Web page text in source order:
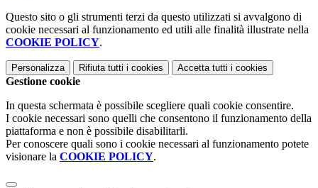
Questo sito o gli strumenti terzi da questo utilizzati si avvalgono di
cookie necessari al funzionamento ed utili alle finalità illustrate nella
COOKIE POLICY.
Personalizza Rifiuta tutti i cookies Accetta tutti i cookies
Gestione cookie
In questa schermata è possibile scegliere quali cookie consentire.
I cookie necessari sono quelli che consentono il funzionamento della
piattaforma e non è possibile disabilitarli.
Per conoscere quali sono i cookie necessari al funzionamento potete
visionare la COOKIE POLICY.